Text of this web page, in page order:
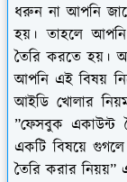
ধরুন না আপনি
হয়। তাহলে
তৈরি করতে হয়।
আপনি এই বিষয়
আইডি খোলার
”ফেসবুক একাউন্ট
একটি বিষয়ে
তৈরি করার নিয়য়”